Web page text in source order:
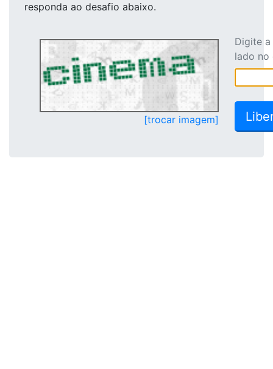
responda ao desafio abaixo.
[trocar imagem]
Digite
lado no